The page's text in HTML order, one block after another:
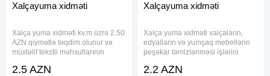
Xalçayuma xidməti
Xalça yuma xidməti kv.m üzrə 2.50
AZN qiymətlə təqdim olunur və
müxtəlif tekstil məhsullarının
Divan, pərdə və yataq
2.5 AZN
Xalçayuma xidməti
Xalça yuma xidməti xalçaların,
edyalların və yumşaq mebellərin
peşəkar təmizlənməsi işlərini
yuyulması, puxoviy edyalların
2.2 AZN